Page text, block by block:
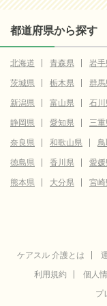
都道府県から探す
北海道 青森県 岩
茨城県
栃木県 群
新潟県
富山県 石
静岡県
愛知県 三
奈良県
和歌山県
徳島県
香川県 愛
熊本県
大分県 宮
ケアスル 介護とは
利用規約
個人
プ